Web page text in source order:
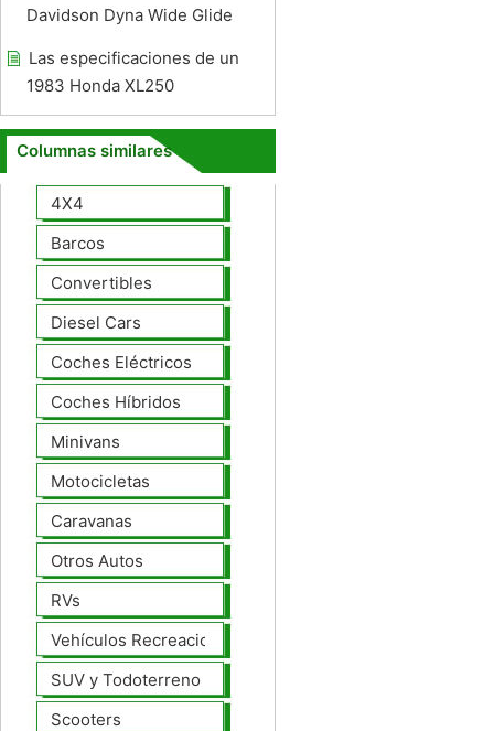
Davidson Dyna Wide Glide
Las especificaciones de un
1983 Honda XL250
Columnas similares
4X4
Barcos
Convertibles
Diesel Cars
Coches Eléctricos
Coches Híbridos
Minivans
Motocicletas
Caravanas
Otros Autos
RVs
Vehículos Recreacionales
SUV y Todoterreno
Scooters